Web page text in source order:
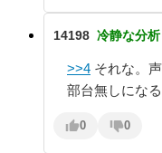
14198 冷静な分析
>>4 それな。
部台無しになる
0 0